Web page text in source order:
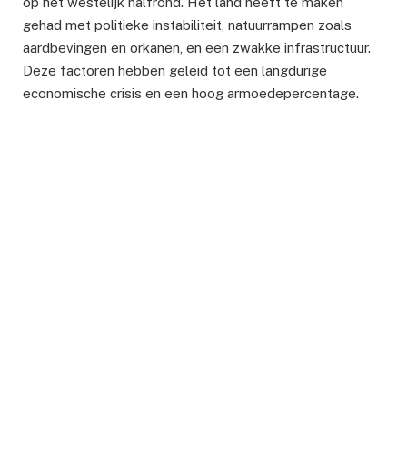
gehad met politieke instabiliteit, natuurrampen zoals
aardbevingen en orkanen, en een zwakke infrastructuur.
Deze factoren hebben geleid tot een langdurige
economische crisis en een hoog armoedepercentage.